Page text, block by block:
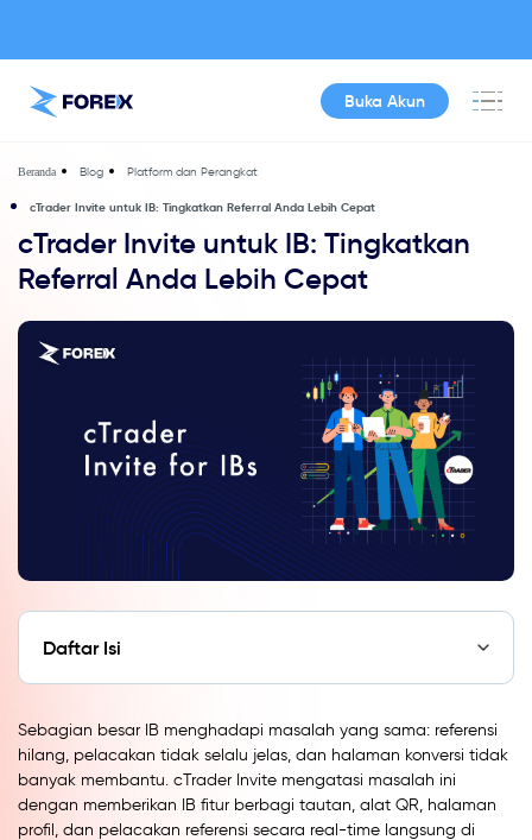
Buka Akun
Beranda Blog Platform dan Perangkat
cTrader Invite untuk IB: Tingkatkan Referral Anda Lebih Cepat
cTrader Invite untuk IB: Tingkatkan
Referral Anda Lebih Cepat
Daftar Isi
Sebagian besar IB menghadapi masalah yang sama: referensi
hilang, pelacakan tidak selalu jelas, dan halaman konversi tidak
banyak membantu. cTrader Invite mengatasi masalah ini
dengan memberikan IB fitur berbagi tautan, alat QR, halaman
profil, dan pelacakan referensi secara real-time langsung di